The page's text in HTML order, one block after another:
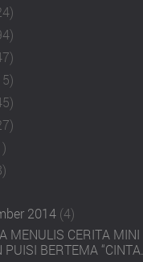
2014 (4)
MENULIS CERITA MINI
PUISI BERTEMA “CINTA...